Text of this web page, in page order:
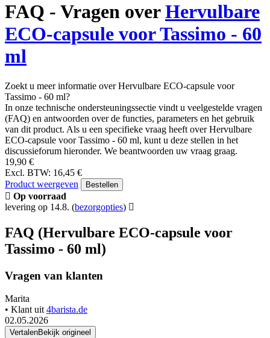
FAQ - Vragen overHervulbare
ECO-capsule voor Tassimo - 60
ml
Zoekt u meer informatie over Hervulbare ECO-capsule voor
Tassimo - 60 ml?
In onze technische ondersteuningssectie vindt u veelgestelde vragen
(FAQ) en antwoorden over de functies, parameters en het gebruik
van dit product. Als u een specifieke vraag heeft over Hervulbare
ECO-capsule voor Tassimo - 60 ml, kunt u deze stellen in het
discussieforum hieronder. We beantwoorden uw vraag graag.
19,90 €
Excl. BTW: 16,45 €
Product weergeven
Bestellen
Op voorraad
levering op 14.8. (bezorgopties)
FAQ (Hervulbare ECO-capsule voor
Tassimo - 60 ml)
Vragen van klanten
Marita
• Klant uit4barista.de
02.05.2026
VertalenBekijk origineel